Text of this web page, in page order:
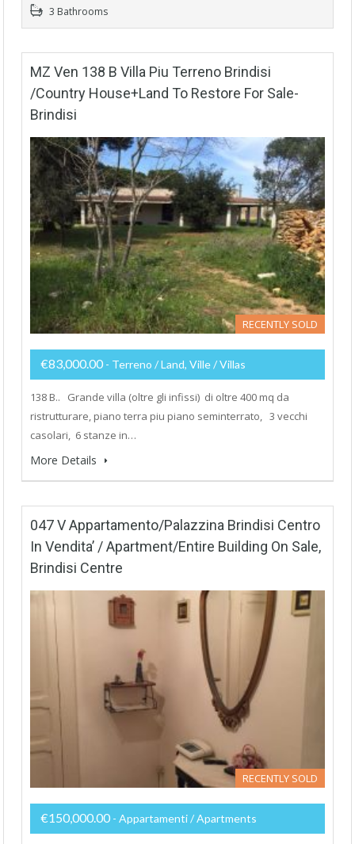
3 Bathrooms
MZ Ven 138 B Villa Piu Terreno Brindisi
/Country House+Land To Restore For Sale-
Brindisi
RECENTLY SOLD
€83,000.00 - Terreno / Land, Ville / Villas
138 B.. Grande villa (oltre gli infissi) di oltre 400 mq da
ristrutturare, piano terra piu piano seminterrato, 3 vecchi
casolari, 6 stanze in…
More Details
047 V Appartamento/Palazzina Brindisi Centro
In Vendita’ / Apartment/entire Building On Sale,
Brindisi Centre
RECENTLY SOLD
€150,000.00 - Appartamenti / Apartments